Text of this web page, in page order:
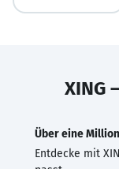
XING
Über eine
Entdecke mit